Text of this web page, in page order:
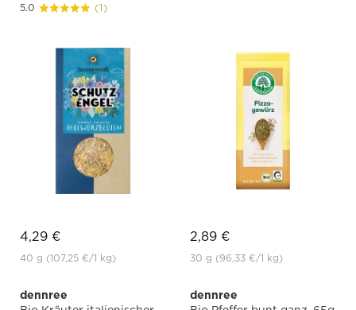
5.0 (1)
4,29 €
40 g (107,25 €/1 kg)
2,89 €
30 g (96,33 €/1 kg)
dennree
dennree